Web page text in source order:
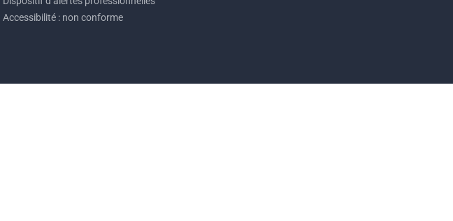
Accessibilité : non conforme